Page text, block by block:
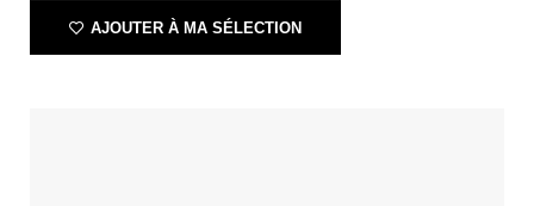
AJOUTER À MA SÉLECTION